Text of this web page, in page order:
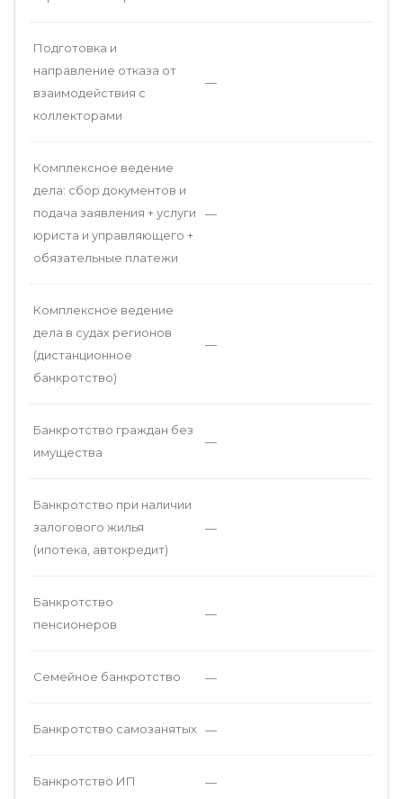
Подготовка и
направление отказа от
взаимодействия с
коллекторами
—
Комплексное ведение
дела: сбор документов и
подача заявления + услуги
юриста и управляющего +
обязательные платежи
—
Комплексное ведение
дела в судах регионов
(дистанционное
банкротство)
—
Банкротство граждан без
имущества
—
Банкротство при наличии
залогового жилья
(ипотека, автокредит)
—
Банкротство
пенсионеров
—
Семейное банкротство —
Банкротство самозанятых —
Банкротство ИП —